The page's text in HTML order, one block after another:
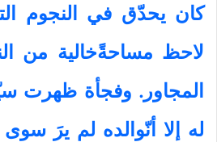
كان يحدّق في النجوم
لاحظ مساحةًخالية من
المجاور. وفجأة ظهرت
له إلا أنّوالده لم يرَ سوى